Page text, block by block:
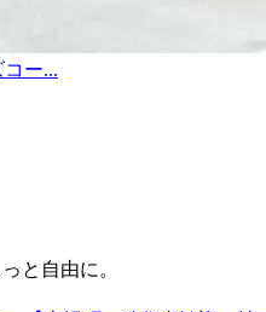
ー...
と自由に。